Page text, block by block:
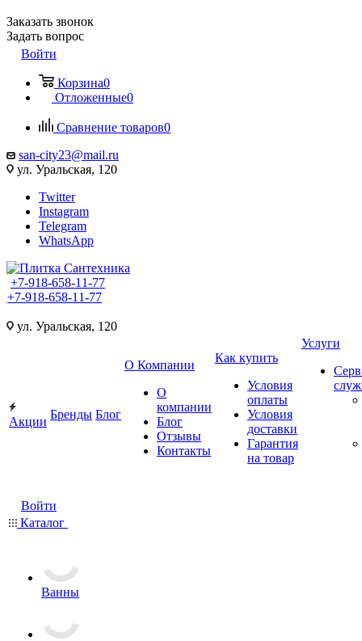
Заказать звонок
Задать вопрос
Войти
Корзина0
Отложенные0
Сравнение товаров0
san-city23@mail.ru
ул. Уральская, 120
Twitter
Instagram
Telegram
WhatsApp
+7-918-658-11-77
+7-918-658-11-77
ул. Уральская, 120
Акции
Бренды Блог
О Компании
О
компании
Блог
Отзывы
Контакты
Как купить
Условия
оплаты
Условия
доставки
Гарантия
на товар
Услуги
Войти
Каталог
Ванны